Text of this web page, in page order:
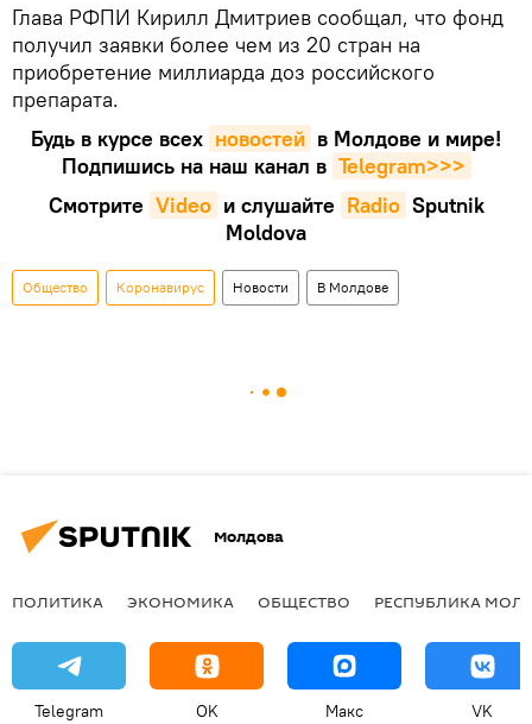
Глава РФПИ Кирилл Дмитриев сообщал, что фонд
получил заявки более чем из 20 стран на
приобретение миллиарда доз российского
препарата.
Будь в курсе всех новостей в Молдове и мире!
Подпишись на наш канал в Telegram>>>
Смотрите Video и слушайте Radio Sputnik
Moldova
Общество Коронавирус Новости В Молдове
Молдова
ПОЛИТИКА ЭКОНОМИКА ОБЩЕСТВО РЕСПУБЛИКА
Telegram OK Макс VK